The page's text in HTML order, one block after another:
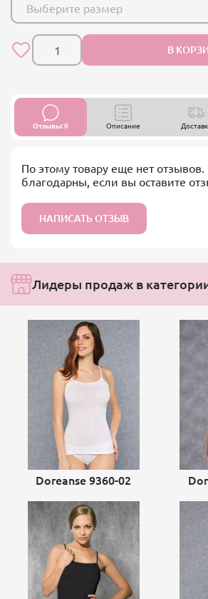
Выберите размер
В
Отзывы: 0 Описание
По этому товару еще нет
благодарны, если вы оставите
НАПИСАТЬ ОТЗЫВ
Лидеры продаж в
Doreanse 9360-02